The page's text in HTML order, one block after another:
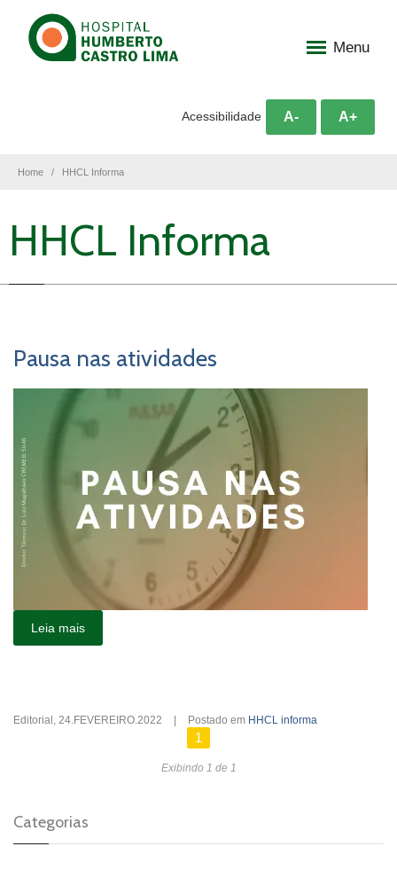
Menu
Acessibilidade A- A+
Home HHCL Informa
HHCL Informa
Pausa nas atividades
Leia mais
Editorial , 24.FEVEREIRO.2022 Postado em HHCL informa
1
Exibindo 1 de 1
Categorias